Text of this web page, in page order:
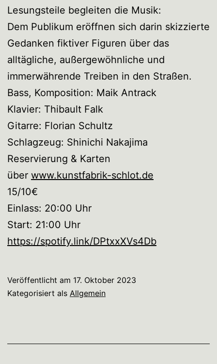
Lesungsteile begleiten die Musik:
Dem Publikum eröffnen sich darin skizzierte
Gedanken fiktiver Figuren über das
alltägliche, außergewöhnliche und
immerwährende Treiben in den Straßen.
Bass, Komposition: Maik Antrack
Klavier: Thibault Falk
Gitarre: Florian Schultz
Schlagzeug: Shinichi Nakajima
Reservierung & Karten
über www.kunstfabrik-schlot.de
15/10€
Einlass: 20:00 Uhr
Start: 21:00 Uhr
https://spotify.link/DPtxxXVs4Db
Veröffentlicht am 17. Oktober 2023
Kategorisiert als Allgemein